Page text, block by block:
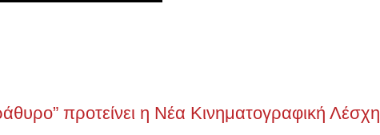
προτείνει η Νέα Κινηματογραφική Λέσχη